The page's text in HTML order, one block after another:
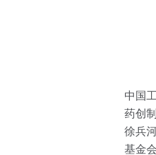
中国
药创
徐兵
基金